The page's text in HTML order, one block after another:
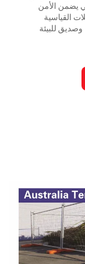
الأمن
للبيئة